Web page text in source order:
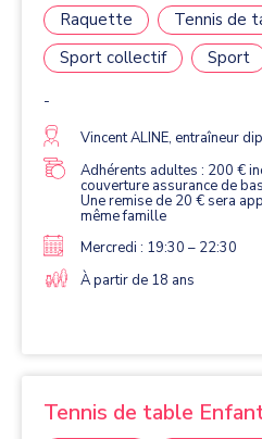
Raquette
Tennis de
Sport collectif
Sport
-
Vincent ALINE, entraîneur
Adhérents adultes : 200 €
couverture assurance de
Une remise de 20 € sera
même famille
Mercredi : 19:30 – 22:30
À partir de 18 ans
Tennis de table